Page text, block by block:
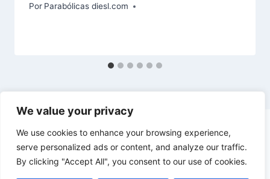
We value your privacy
We use cookies to enhance your browsing experience,
serve personalized ads or content, and analyze our traffic.
By clicking "Accept All", you consent to our use of cookies.
Por Parabólicas diesl.com
© 2026 diesl.com - Tema para WordPress por